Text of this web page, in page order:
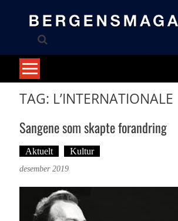
TAG: L’INTERNATIONALE
Sangene som skapte forandring
Aktuelt Kultur
desember 2019